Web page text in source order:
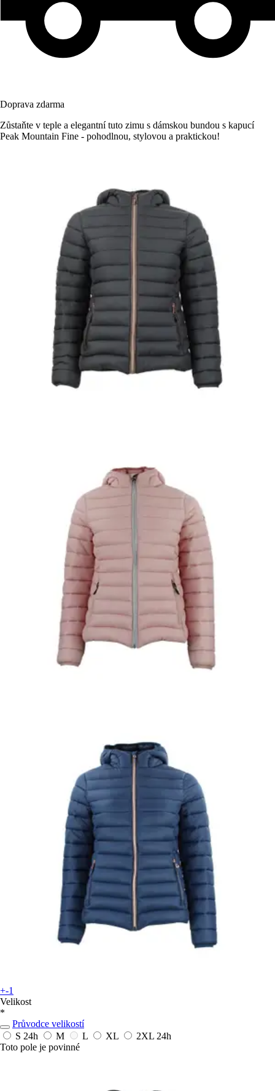
Doprava zdarma
Zůstaňte v teple a elegantní tuto zimu s dámskou bundou s kapucí
Peak Mountain Fine - pohodlnou, stylovou a praktickou!
+-1
Velikost
*
Průvodce velikostí
S 24h M L XL 2XL 24h
Toto pole je povinné